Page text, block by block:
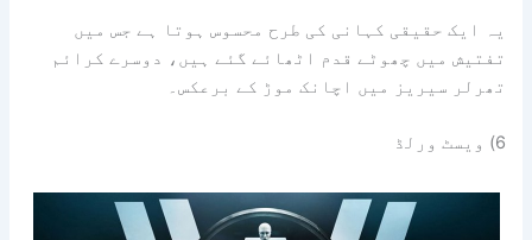
یہ ایک حقیقی کہانی کی طرح محسوس ہوتا ہے جس میں
تفتیش میں چھوٹے قدم اٹھائے گئے ہیں، دوسرے کرائم
تھرلر سیریز میں اچانک موڑ کے برعکس۔
6) ویسٹ ورلڈ